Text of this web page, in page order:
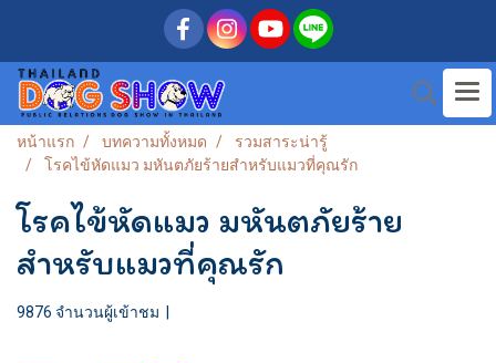
หน้าแรก บทความทั้งหมด
รวมสาระน่ารู้
โรคไข้หัดแมว มหันตภัยร้ายสำหรับแมวที่คุณรัก
โรคไข้หัดแมว มหันตภัยร้าย
สำหรับแมวที่คุณรัก
9876 จำนวนผู้เข้าชม